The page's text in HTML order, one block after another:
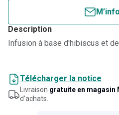
Description
Infusion à base d'hibiscus et
Télécharger la notice
Livraison gratuite en magasin
d’achats.